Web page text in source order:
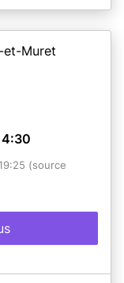
et-Muret
(source